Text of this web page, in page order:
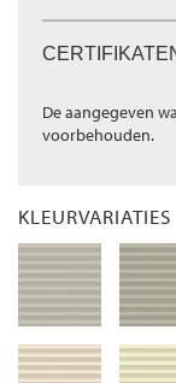
De aangegeven
voorbehouden.
KLEURVARIATIES